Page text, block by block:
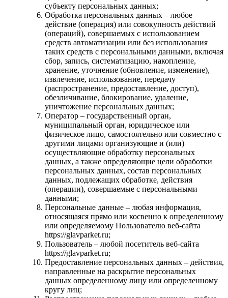
субъекту персональных данных;
Обработка персональных данных – любое
действие (операция) или совокупность действий
(операций), совершаемых с использованием
средств автоматизации или без использования
таких средств с персональными данными, включая
сбор, запись, систематизацию, накопление,
хранение, уточнение (обновление, изменение),
извлечение, использование, передачу
(распространение, предоставление, доступ),
обезличивание, блокирование, удаление,
уничтожение персональных данных;
Оператор – государственный орган,
муниципальный орган, юридическое или
физическое лицо, самостоятельно или совместно с
другими лицами организующие и (или)
осуществляющие обработку персональных
данных, а также определяющие цели обработки
персональных данных, состав персональных
данных, подлежащих обработке, действия
(операции), совершаемые с персональными
данными;
Персональные данные – любая информация,
относящаяся прямо или косвенно к определенному
или определяемому Пользователю веб-сайта
https://glavparket.ru;
Пользователь – любой посетитель веб-сайта
https://glavparket.ru;
Предоставление персональных данных – действия,
направленные на раскрытие персональных
данных определенному лицу или определенному
кругу лиц;